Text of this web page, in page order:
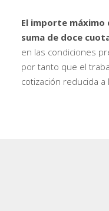
El importe máximo
suma de doce
en las condiciones
por tanto que el
cotización reducida